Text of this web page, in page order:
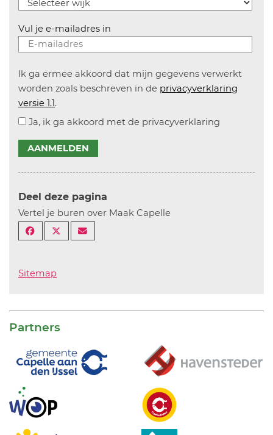
Vul je e-mailadres in
Ik ga ermee akkoord dat mijn gegevens verwerkt
worden zoals beschreven in de privacyverklaring
versie 1.1.
Ja, ik ga akkoord met de privacyverklaring
AANMELDEN
Deel deze pagina
Vertel je buren over Maak Capelle
Sitemap
Partners